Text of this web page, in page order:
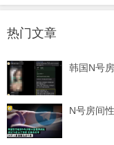
热门文章
韩国N号
N号房间